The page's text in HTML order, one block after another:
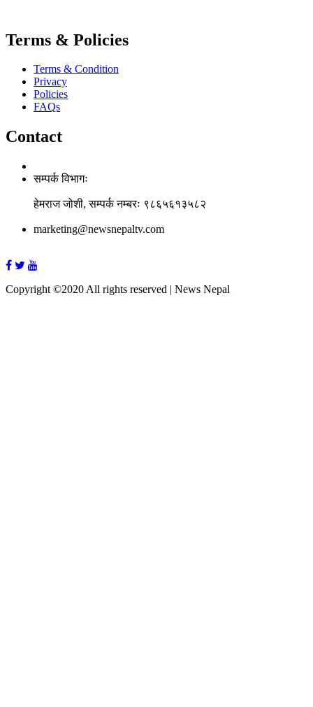
Terms & Policies
Terms & Condition
Privacy
Policies
FAQs
Contact
सम्पर्क विभागः
हेमराज जोशी, सम्पर्क नम्बरः ९८६५६१३५८२
marketing@newsnepaltv.com
Copyright ©2020 All rights reserved | News Nepal